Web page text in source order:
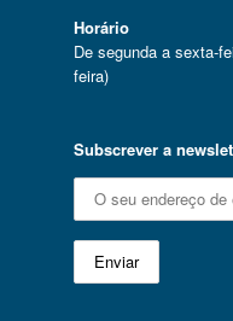
Horário
De segunda a sexta-
feira)
Subscrever a